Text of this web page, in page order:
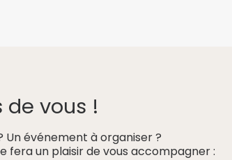
de vous !
Un événement à organiser ?
un plaisir de vous accompagner :